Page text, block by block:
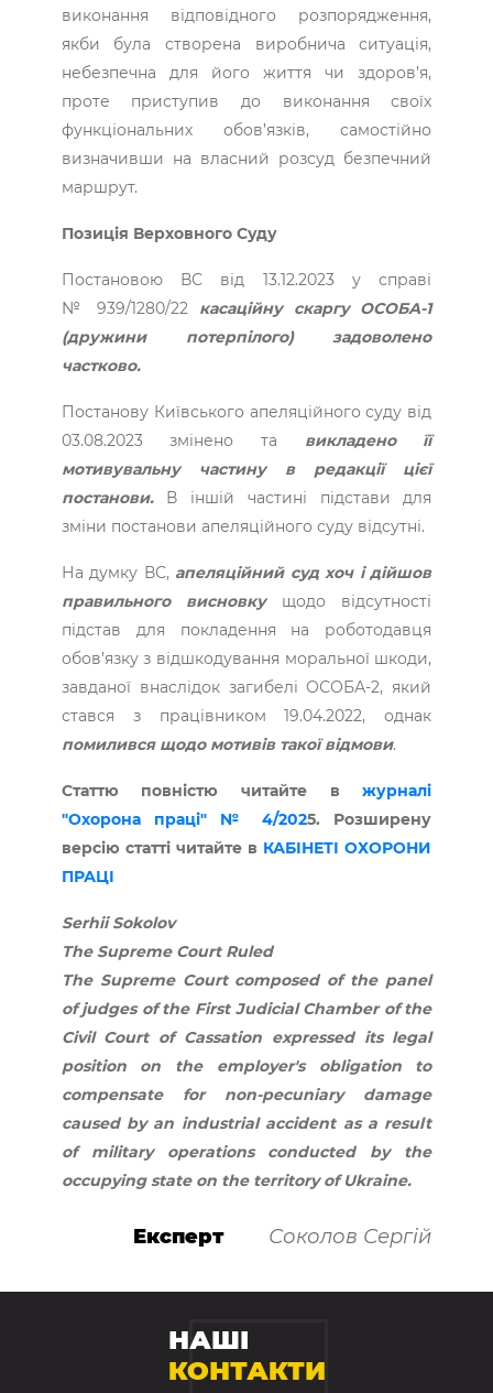
виконання відповідного розпорядження,
якби була створена виробнича ситуація,
небезпечна для його життя чи здоров’я,
проте приступив до виконання своїх
функціональних обов’язків, ­самостійно
визначивши на власний розсуд безпечний
маршрут.
Позиція Верховного Суду
Постановою ВС від 13.12.2023 у справі
№ 939/1280/22 касаційну скаргу ОСОБА-1
(дружини потерпілого) задоволено
частково.
Постанову Київського апеляційного суду від
03.08.2023 змінено та викладено її
мотивувальну частину в редакції цієї
постанови.В іншій частині підстави для
зміни постанови апеляційного суду відсутні.
На думку ВС, апеляційний суд хоч і дійшов
правильного висновку щодо відсутності
підстав для покладення на роботодавця
обов’язку з відшкодування моральної шкоди,
завданої внаслідок загибелі ОСОБА-2, який
стався з працівником 19.04.2022, ­однак
помилився щодо мотивів такої відмови.
Статтю повністю читайте вжурналі
"Охорона праці" № 4/2025. Розширену
версію статті читайте в КАБІНЕТІ ОХОРОНИ
ПРАЦІ
Serhii Sokolov
The Supreme Court Ruled
The Supreme Court composed of the panel
of judges of the First Judicial Chamber of the
Civil Court of Cassation expressed its legal
position on the employer's obligation to
compensate for non-pecuniary damage
caused by an industrial accident as a result
of military operations conducted by the
occupying state on the territory of Ukraine.
Експерт Соколов Сергій
НАШІ
КОНТАКТИ